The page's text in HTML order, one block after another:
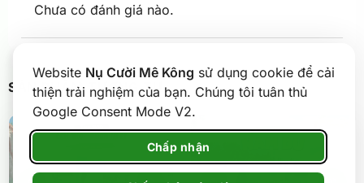
Website Nụ Cười Mê Kông sử dụng cookie để cải
thiện trải nghiệm của bạn. Chúng tôi tuân thủ
Google Consent Mode V2.
Chấp nhận
Chưa có đánh giá nào.
SẢN PHẨM TƯƠNG TỰ